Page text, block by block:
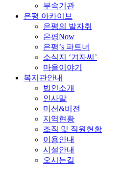
부속기관
은평 아카이브
은평의 발자취
은평Now
은평’s 파트너
소식지 ‘겨자씨’
마을이야기
복지관안내
법인소개
인사말
미션&비전
지역현황
조직 및 직원현황
이용안내
시설안내
오시는길